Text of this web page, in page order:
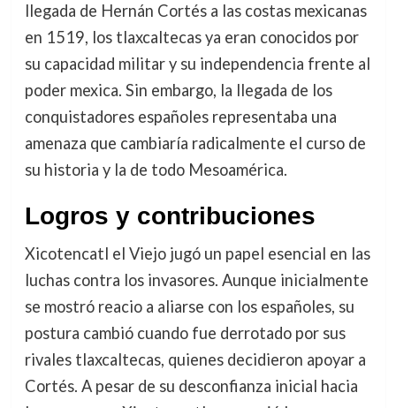
llegada de Hernán Cortés a las costas mexicanas
en 1519, los tlaxcaltecas ya eran conocidos por
su capacidad militar y su independencia frente al
poder mexica. Sin embargo, la llegada de los
conquistadores españoles representaba una
amenaza que cambiaría radicalmente el curso de
su historia y la de todo Mesoamérica.
Logros y contribuciones
Xicotencatl el Viejo jugó un papel esencial en las
luchas contra los invasores. Aunque inicialmente
se mostró reacio a aliarse con los españoles, su
postura cambió cuando fue derrotado por sus
rivales tlaxcaltecas, quienes decidieron apoyar a
Cortés. A pesar de su desconfianza inicial hacia